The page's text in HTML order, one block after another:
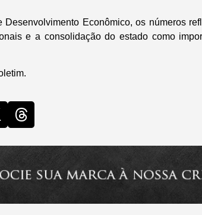
Desenvolvimento Econômico, os números
e a consolidação do estado como